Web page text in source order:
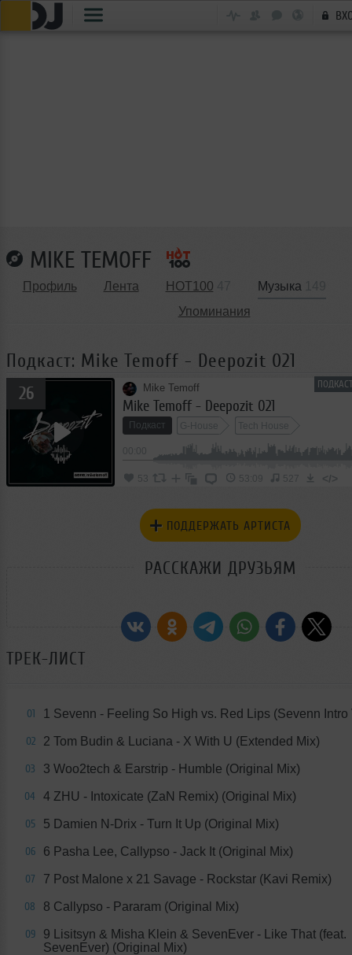
MIKE TEMOFF
Профиль Лента HOT100 Музыка
Упоминания
Подкаст: Mike Temoff - Deepozit 021
26 Mike Temoff
Mike Temoff - Deepozit 021
Подкаст G-House Tech House
53 53:09 527 </>
ПОДДЕРЖАТЬ АРТИСТА
РАССКАЖИ ДРУЗЬЯМ
ТРЕК-ЛИСТ
01 1 Sevenn - Feeling So High vs. Red Lips (Sevenn Intro
02 2 Tom Budin & Luciana - X With U (Extended Mix)
03 3 Woo2tech & Earstrip - Humble (Original Mix)
04 4 ZHU - Intoxicate (ZaN Remix) (Original Mix)
05 5 Damien N-Drix - Turn It Up (Original Mix)
06 6 Pasha Lee, Callypso - Jack It (Original Mix)
07 7 Post Malone x 21 Savage - Rockstar (Kavi Remix)
08 8 Callypso - Pararam (Original Mix)
09
9 Lisitsyn & Misha Klein & SevenEver - Like That (feat.
SevenEver) (Original Mix)